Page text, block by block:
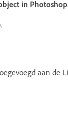
in Photoshop.
aan de